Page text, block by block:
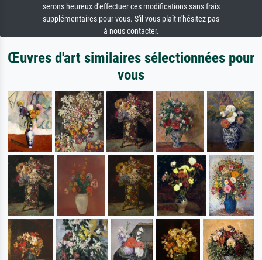
serons heureux d'effectuer ces modifications sans frais
supplémentaires pour vous. S'il vous plaît n'hésitez pas
à nous contacter.
Œuvres d'art similaires sélectionnées pour
vous